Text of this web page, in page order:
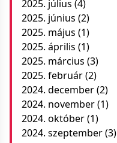
2025. július (4)
2025. június (2)
2025. május (1)
2025. április (1)
2025. március (3)
2025. február(2)
2024. december(2)
2024. november(1)
2024. október(1)
2024. szeptember(3)